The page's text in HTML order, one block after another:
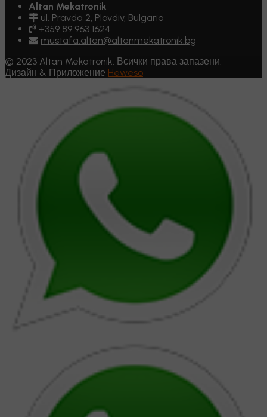
Altan Mekatronik
ul. Pravda 2, Plovdiv, Bulgaria
+359 89 963 1624
mustafa.altan@altanmekatronik.bg
© 2023 Altan Mekatronik. Всички права запазени.
Дизайн & Приложение Heweso